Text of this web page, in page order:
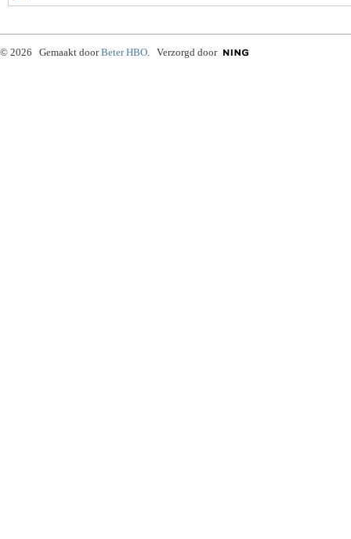
© 2026 Gemaakt doorBeter HBO. Verzorgd door